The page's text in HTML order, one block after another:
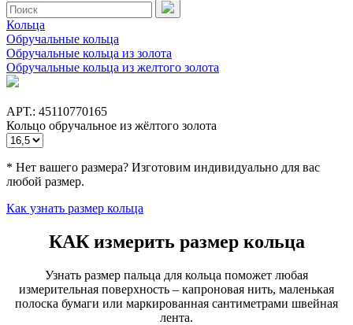
Кольца
Обручальные кольца
Обручальные кольца из золота
Обручальные кольца из желтого золота
АРТ.: 45110770165
Кольцо обручальное из жёлтого золота
* Нет вашего размера? Изготовим индивидуально для вас
любой размер.
Как узнать размер кольца
КАК измерить размер кольца
Узнать размер пальца для кольца поможет любая
измерительная поверхность – капроновая нить, маленькая
полоска бумаги или маркированная сантиметрами швейная
лента.